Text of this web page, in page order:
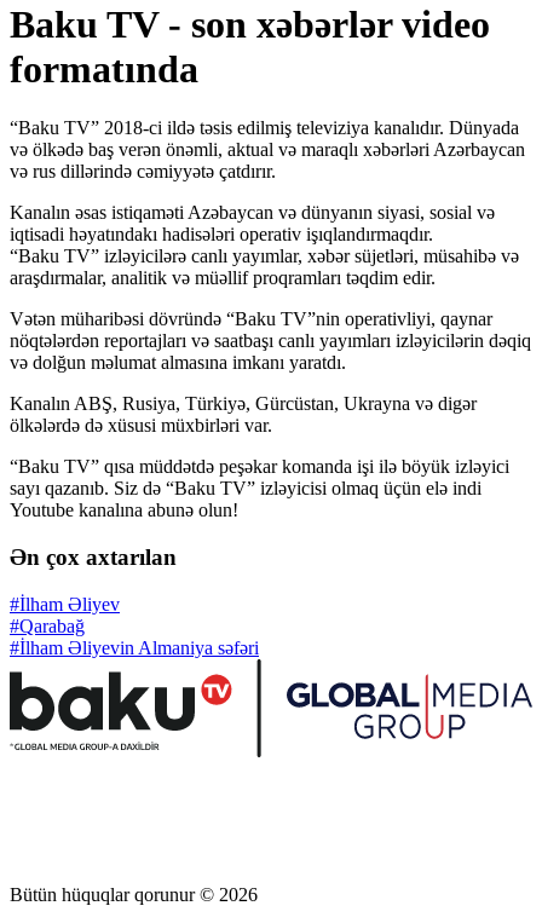
Baku TV - son xəbərlər video
formatında
“Baku TV” 2018-ci ildə təsis edilmiş televiziya kanalıdır. Dünyada
və ölkədə baş verən önəmli, aktual və maraqlı xəbərləri Azərbaycan
və rus dillərində cəmiyyətə çatdırır.
Kanalın əsas istiqaməti Azəbaycan və dünyanın siyasi, sosial və
iqtisadi həyatındakı hadisələri operativ işıqlandırmaqdır.
“Baku TV” izləyicilərə canlı yayımlar, xəbər süjetləri, müsahibə və
araşdırmalar, analitik və müəllif proqramları təqdim edir.
Vətən müharibəsi dövründə “Baku TV”nin operativliyi, qaynar
nöqtələrdən reportajları və saatbaşı canlı yayımları izləyicilərin dəqiq
və dolğun məlumat almasına imkanı yaratdı.
Kanalın ABŞ, Rusiya, Türkiyə, Gürcüstan, Ukrayna və digər
ölkələrdə də xüsusi müxbirləri var.
“Baku TV” qısa müddətdə peşəkar komanda işi ilə böyük izləyici
sayı qazanıb. Siz də “Baku TV” izləyicisi olmaq üçün elə indi
Youtube kanalına abunə olun!
Ən çox axtarılan
#İlham Əliyev
#Qarabağ
#İlham Əliyevin Almaniya səfəri
Bütün hüquqlar qorunur © 2026